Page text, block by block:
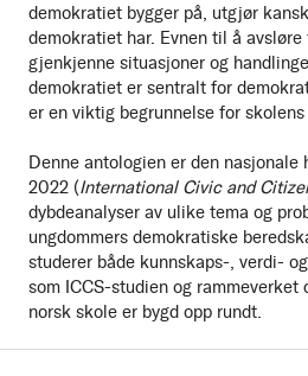
demokratiet bygger på, utgjør
demokratiet har. Evnen til å
gjenkjenne situasjoner og
demokratiet er sentralt for
er en viktig begrunnelse for
Denne antologien er den nasjonale
2022 (International Civic and
dybdeanalyser av ulike tema og
ungdommers demokratiske
studerer både kunnskaps-, verdi-
som ICCS-studien og
norsk skole er bygd opp rundt.